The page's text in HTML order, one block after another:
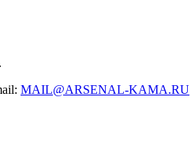
MAIL@ARSENAL-KAMA.RU